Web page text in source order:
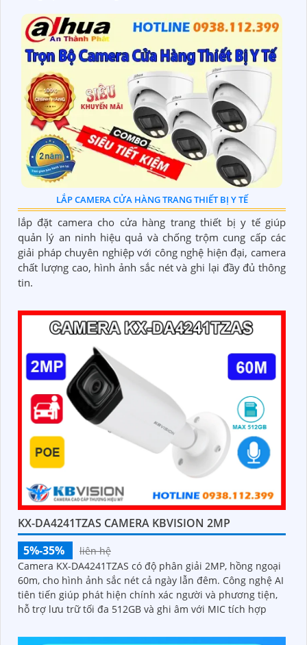
LẮP CAMERA CỬA HÀNG TRANG THIẾT BỊ Y TẾ
lắp đặt camera cho cửa hàng trang thiết bị y tế giúp
quản lý an ninh hiệu quả và chống trộm cung cấp các
giải pháp chuyên nghiệp với công nghệ hiện đại, camera
chất lượng cao, hình ảnh sắc nét và ghi lại đầy đủ thông
tin.
KX-DA4241TZAS CAMERA KBVISION 2MP
5%-35%
liên hệ
Camera KX-DA4241TZAS có độ phân giải 2MP, hồng ngoại
60m, cho hình ảnh sắc nét cả ngày lẫn đêm. Công nghệ AI
tiên tiến giúp phát hiện chính xác người và phương tiện,
hỗ trợ lưu trữ tối đa 512GB và ghi âm với MIC tích hợp